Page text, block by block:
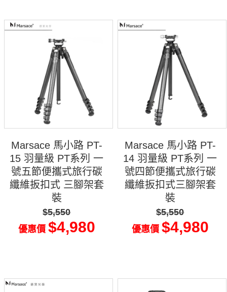
Marsace 馬小路 PT-
15 羽量級 PT系列 一
號五節便攜式旅行碳
纖維扳扣式 三腳架套
裝
$5,550
優惠價 $4,980
Marsace 馬小路 PT-
14 羽量級 PT系列 一
號四節便攜式旅行碳
纖維扳扣式三腳架套
裝
$5,550
優惠價 $4,980